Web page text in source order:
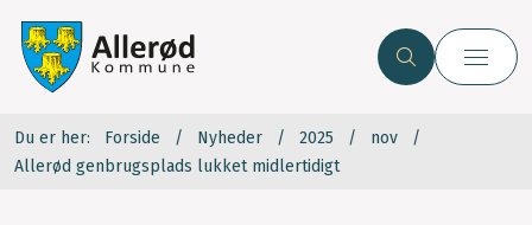
Du er her: Forside Nyheder 2025
nov
Allerød genbrugsplads lukket midlertidigt